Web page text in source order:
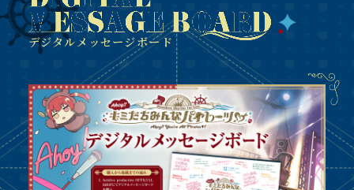
デジタルメッセージボード